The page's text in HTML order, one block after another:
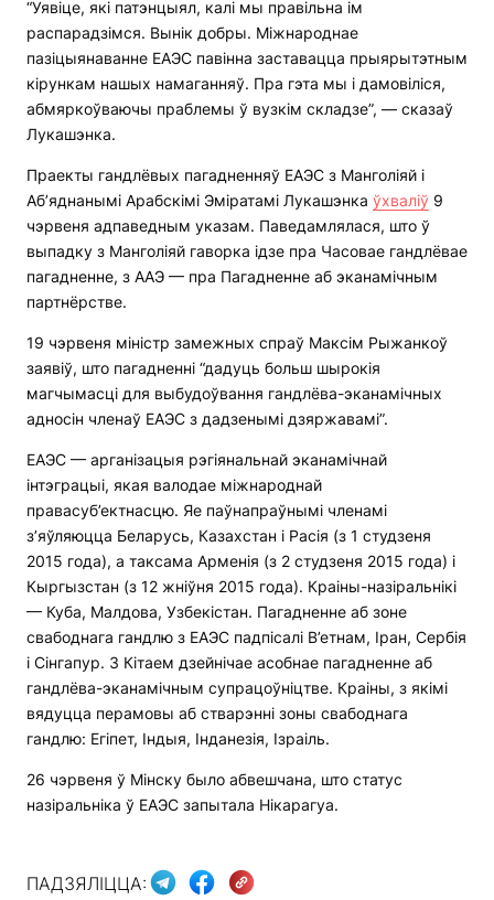
“Уявіце, які патэнцыял, калі мы правільна ім
распарадзімся. Вынік добры. Міжнароднае
пазіцыянаванне ЕАЭС павінна заставацца прыярытэтным
кірункам нашых намаганняў. Пра гэта мы і дамовіліся,
абмяркоўваючы праблемы ў вузкім складзе”, — сказаў
Лукашэнка.
Праекты гандлёвых пагадненняў ЕАЭС з Манголіяй і
Аб’яднанымі Арабскімі Эміратамі Лукашэнка ўхваліў 9
чэрвеня адпаведным указам. Паведамлялася, што ў
выпадку з Манголіяй гаворка ідзе пра Часовае гандлёвае
пагадненне, з ААЭ — пра Пагадненне аб эканамічным
партнёрстве.
19 чэрвеня міністр замежных спраў Максім Рыжанкоў
заявіў, што пагадненні “дадуць больш шырокія
магчымасці для выбудоўвання гандлёва-эканамічных
адносін членаў ЕАЭС з дадзенымі дзяржавамі”.
ЕАЭС — арганізацыя рэгіянальнай эканамічнай
інтэграцыі, якая валодае міжнароднай
правасуб’ектнасцю. Яе паўнапраўнымі членамі
з’яўляюцца Беларусь, Казахстан і Расія (з 1 студзеня
2015 года), а таксама Арменія (з 2 студзеня 2015 года) і
Кыргызстан (з 12 жніўня 2015 года). Краіны-назіральнікі
— Куба, Малдова, Узбекістан. Пагадненне аб зоне
свабоднага гандлю з ЕАЭС падпісалі В’етнам, Іран, Сербія
і Сінгапур. З Кітаем дзейнічае асобнае пагадненне аб
гандлёва-эканамічным супрацоўніцтве. Краіны, з якімі
вядуцца перамовы аб стварэнні зоны свабоднага
гандлю: Егіпет, Індыя, Інданезія, Ізраіль.
26 чэрвеня ў Мінску было абвешчана, што статус
назіральніка ў ЕАЭС запытала Нікарагуа.
ПАДЗЯЛІЦЦА: